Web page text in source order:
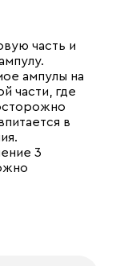
часть и
ампулы на
части, где
в
3